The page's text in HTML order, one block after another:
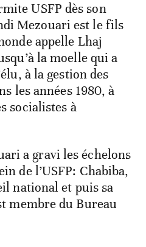
USFP dès son
Mezouari est le fils
appelle Lhaj
la moelle qui a
à la gestion des
les années 1980, à
socialistes à
a gravi les échelons
de l’USFP: Chabiba,
national et puis sa
membre du Bureau